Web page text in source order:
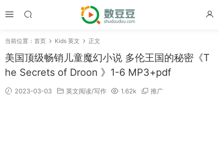
当前位置： 首页 Kids 英文 正文
美国顶级畅销儿童魔幻小说 多伦王国的秘密《T
he Secrets of Droon 》1-6 MP3+pdf
2023-03-03 英文阅读/写作 1.62k 推广